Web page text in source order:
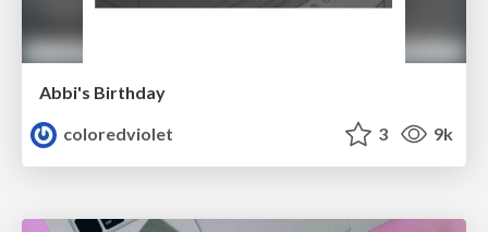
Abbi's Birthday
coloredviolet
3 9k